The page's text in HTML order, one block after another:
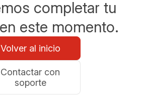
completar tu
este momento.
Volver al inicio
Contactar con
soporte